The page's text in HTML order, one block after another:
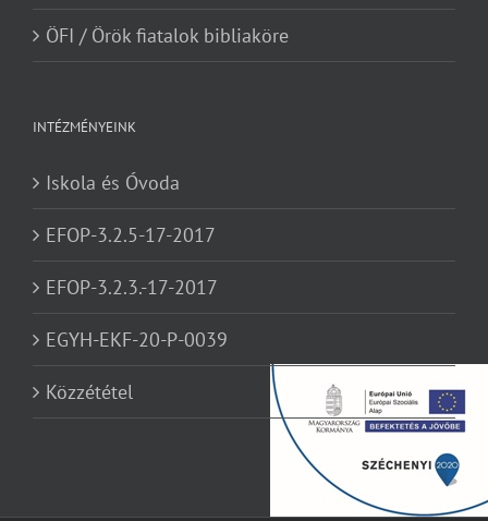
ÖFI / Örök fiatalok bibliaköre
INTÉZMÉNYEINK
Iskola és Óvoda
EFOP-3.2.5-17-2017
EFOP-3.2.3.-17-2017
EGYH-EKF-20-P-0039
Közzététel